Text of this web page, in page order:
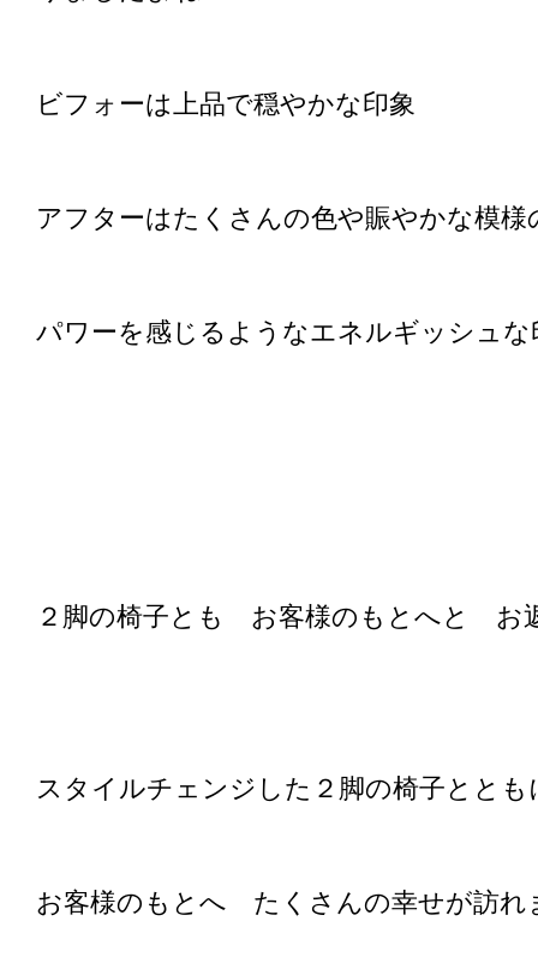
ビフォーは上品で穏やかな印象
アフターはたくさんの色や賑やかな模様
パワーを感じるようなエネルギッシュ
２脚の椅子とも お客様のもとへと お
スタイルチェンジした２脚の椅子ととも
お客様のもとへ たくさんの幸せが訪